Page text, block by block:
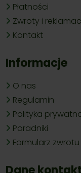
Płatności
Zwroty i
Kontakt
Informacje
O nas
Regulamin
Polityka
Poradniki
Formularz zwrotu